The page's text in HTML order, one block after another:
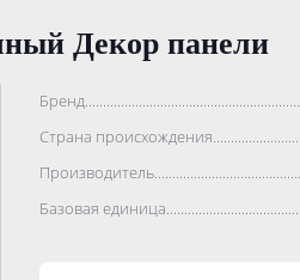
Декор панели
Страна
Базовая